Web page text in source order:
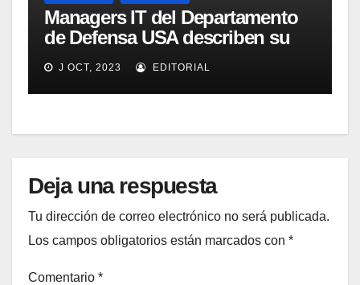
Managers IT del Departamento
de Defensa USA describen su
implementación SOA
J OCT, 2023 EDITORIAL
Deja una respuesta
Tu dirección de correo electrónico no será publicada.
Los campos obligatorios están marcados con *
Comentario *